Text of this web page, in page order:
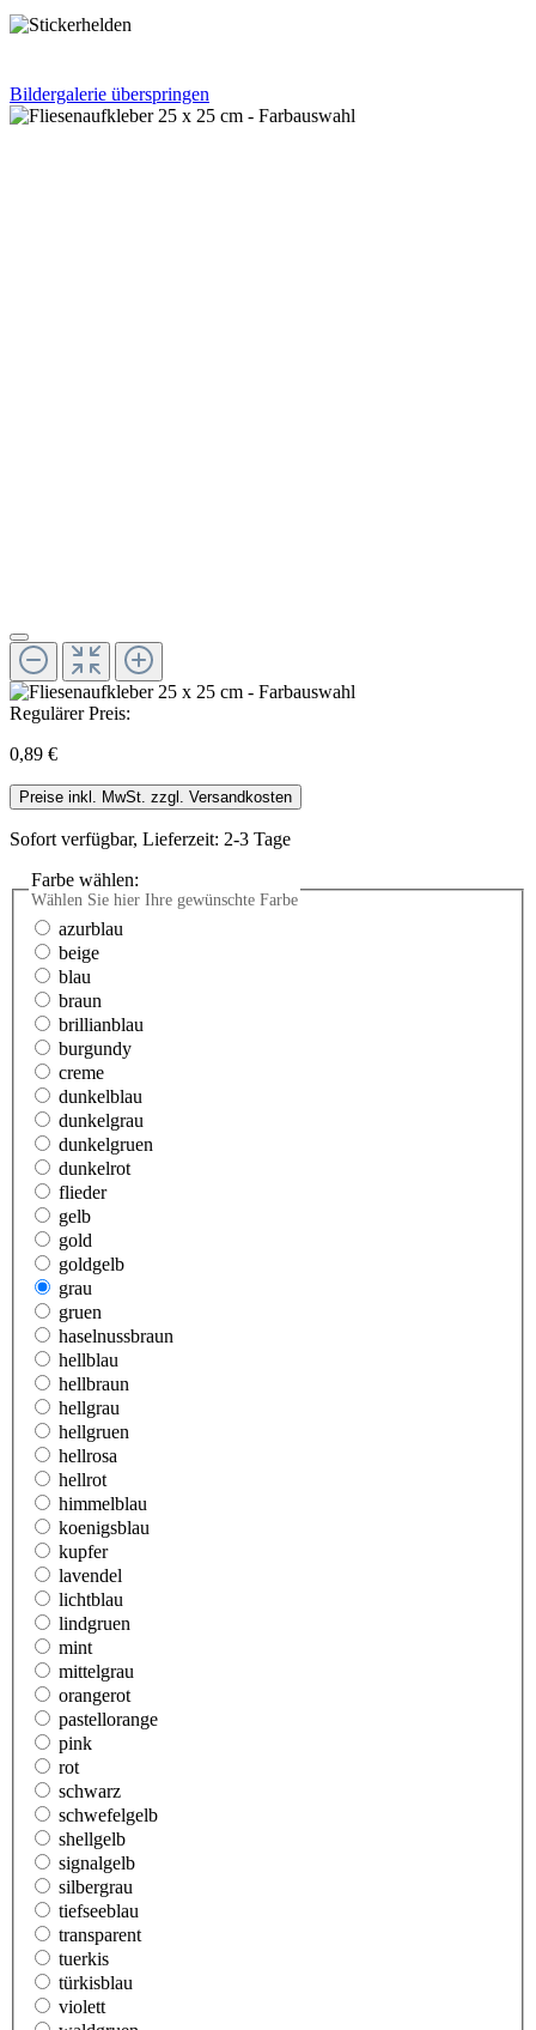
Bildergalerie überspringen
Regulärer Preis:
0,89 €
Preise inkl. MwSt. zzgl. Versandkosten
Sofort verfügbar, Lieferzeit: 2-3 Tage
Farbe wählen:
Wählen Sie hier Ihre gewünschte Farbe
azurblau
beige
blau
braun
brillianblau
burgundy
creme
dunkelblau
dunkelgrau
dunkelgruen
dunkelrot
flieder
gelb
gold
goldgelb
grau
gruen
haselnussbraun
hellblau
hellbraun
hellgrau
hellgruen
hellrosa
hellrot
himmelblau
koenigsblau
kupfer
lavendel
lichtblau
lindgruen
mint
mittelgrau
orangerot
pastellorange
pink
rot
schwarz
schwefelgelb
shellgelb
signalgelb
silbergrau
tiefseeblau
transparent
tuerkis
türkisblau
violett